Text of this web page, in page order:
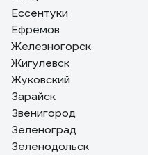
Ессентуки
Ефремов
Железногорск
Жигулевск
Жуковский
Зарайск
Звенигород
Зеленоград
Зеленодольск